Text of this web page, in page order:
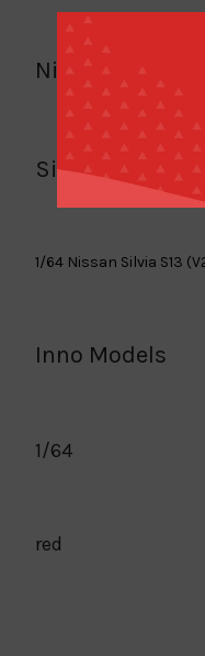
Nissan
Silvia S13 (V2)
1/64 Nissan Silvia S13
Inno Models
1/64
red